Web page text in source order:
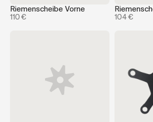
Riemenscheibe Vorne
110 € 104 €